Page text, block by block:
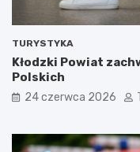
TURYSTYKA
Kłodzki Powiat
Polskich
24 czerwca 2026